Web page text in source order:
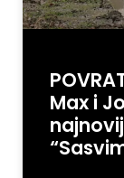
Max i